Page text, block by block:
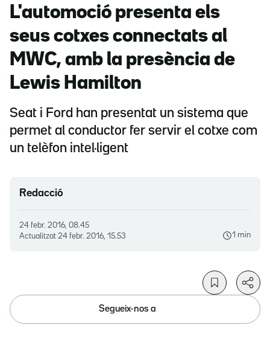
L'automoció presenta els
seus cotxes connectats al
MWC, amb la presència de
Lewis Hamilton
Seat i Ford han presentat un sistema que
permet al conductor fer servir el cotxe com
un telèfon intel·ligent
Redacció
24 febr. 2016, 08.45
Actualitzat 24 febr. 2016, 15.53 1 min
Segueix-nos a